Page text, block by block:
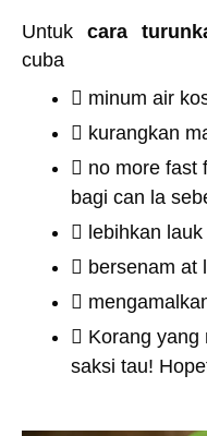
Untuk cara
cuba
minum air
kurangkan
no more fast
bagi can la
lebihkan
bersenam at
Korang yang
saksi tau!